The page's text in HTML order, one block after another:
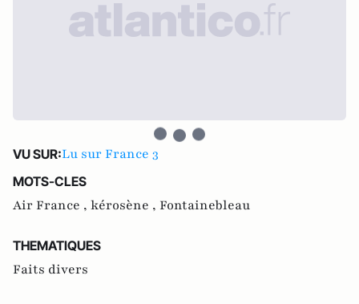
VU SUR:Lu sur France 3
MOTS-CLES
Air France , kérosène , Fontainebleau
THEMATIQUES
Faits divers